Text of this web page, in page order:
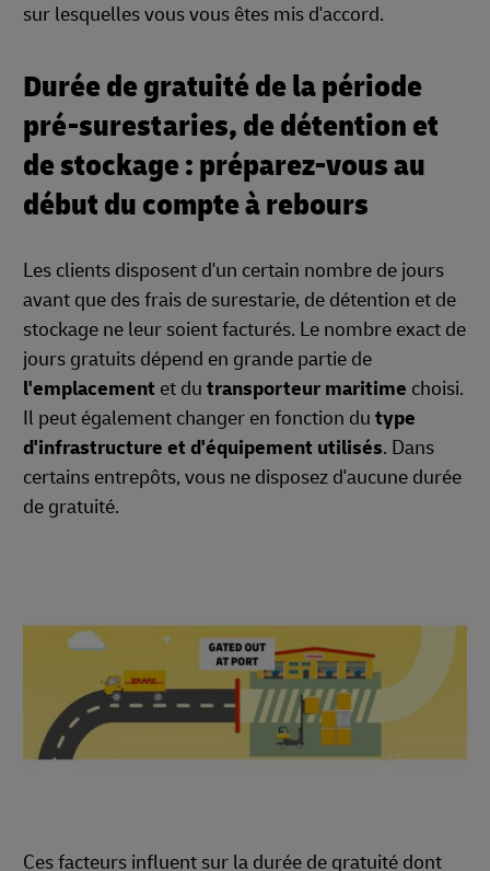
sur lesquelles vous vous êtes mis d'accord.
Durée de gratuité de la période
pré-surestaries, de détention et
de stockage : préparez-vous au
début du compte à rebours
Les clients disposent d'un certain nombre de jours
avant que des frais de surestarie, de détention et de
stockage ne leur soient facturés. Le nombre exact de
jours gratuits dépend en grande partie de
l'emplacement et du transporteur maritime choisi.
Il peut également changer en fonction du type
d'infrastructure et d'équipement utilisés. Dans
certains entrepôts, vous ne disposez d'aucune durée
de gratuité.
Ces facteurs influent sur la durée de gratuité dont